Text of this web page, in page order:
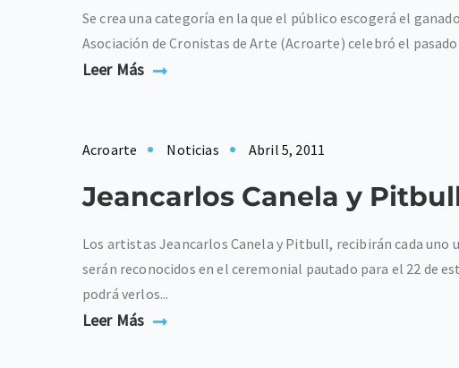
Se crea una categoría en la que el público escogerá el
Asociación de Cronistas de Arte (Acroarte) celebró el
Leer Más
Acroarte Noticias Abril 5, 2011
Jeancarlos Canela y
Los artistas Jeancarlos Canela y Pitbull, recibirán cada
serán reconocidos en el ceremonial pautado para el 22 de
podrá verlos...
Leer Más